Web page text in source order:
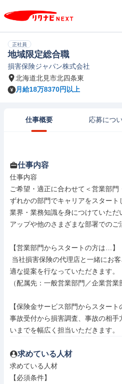
正社員
地域限定総合職
損害保険ジャパン株式会社
北海道北見市北四条東
月給18万8370円以上
仕事概要 応募につ
仕事内容
仕事内容
ご希望・適正に合わせて＜営業部
ずれかの部門でキャリアをスタート
業界・業務知識を身につけていた
アップや他のさまざまな部署でのご
【営業部門からスタートの方は…】
適な提案を行なっていただきます。
（配属先：一般営業部門／企業営業
【保険金サービス部門からスタート
事故受付から損害調査、事故の相
いまでを幅広く担当いただきます。
求めている人材
求めている人材
【必須条件】